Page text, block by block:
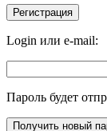
Login или e-mail:
Пароль будет